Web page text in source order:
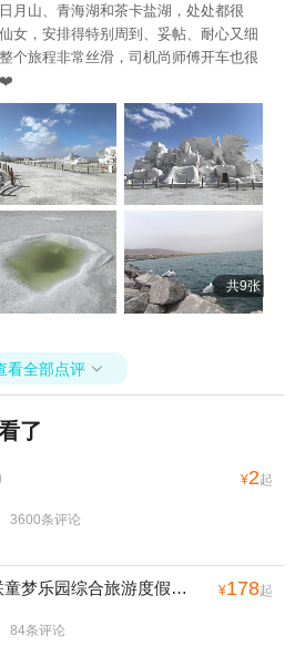
月山、青海湖和茶卡盐湖，处处都很
女，安排得特别周到、妥帖、耐心又细
个旅程非常丝滑，司机尚师傅开车也很
共9张
看全部点评 
了
¥2起
3600条评论
西宁新华联童梦乐园综合旅游度假区 ¥178起
84条评论